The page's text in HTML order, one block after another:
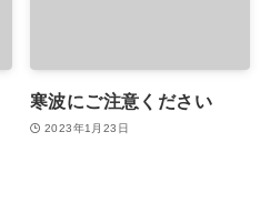
寒波にご注意ください
2023年1月23日